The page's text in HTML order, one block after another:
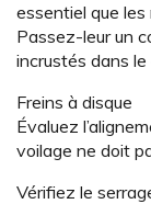
essentiel que
Passez-leur un
incrustés dans
Freins à disque
Évaluez
voilage ne doit
Vérifiez le